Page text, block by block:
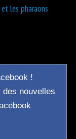
les pharaons
!
nouvelles